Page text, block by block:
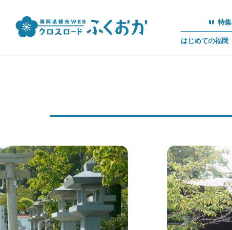
特集
はじめての福岡